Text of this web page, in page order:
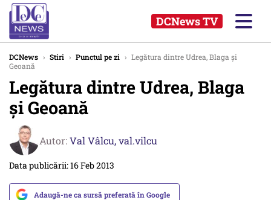
DCNews TV
DCNews › Stiri › Punctul pe zi › Legătura dintre Udrea, Blaga și
Geoană
Legătura dintre Udrea, Blaga
și Geoană
Autor:Val Vâlcu,val.vilcu
Data publicării: 16 Feb 2013
Adaugă-ne ca sursă preferată în Google